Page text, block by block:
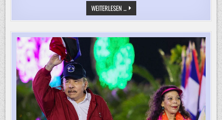
WEITERLESEN ... MEHRERE
TOTE
BEI
AN
SCHULE
IN
THAILAND